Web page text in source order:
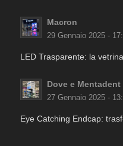
Macron
29 Gennaio 2025 -
LED Trasparente: la
Dove e Mentadent
27 Gennaio 2025 -
Eye Catching Endcap: